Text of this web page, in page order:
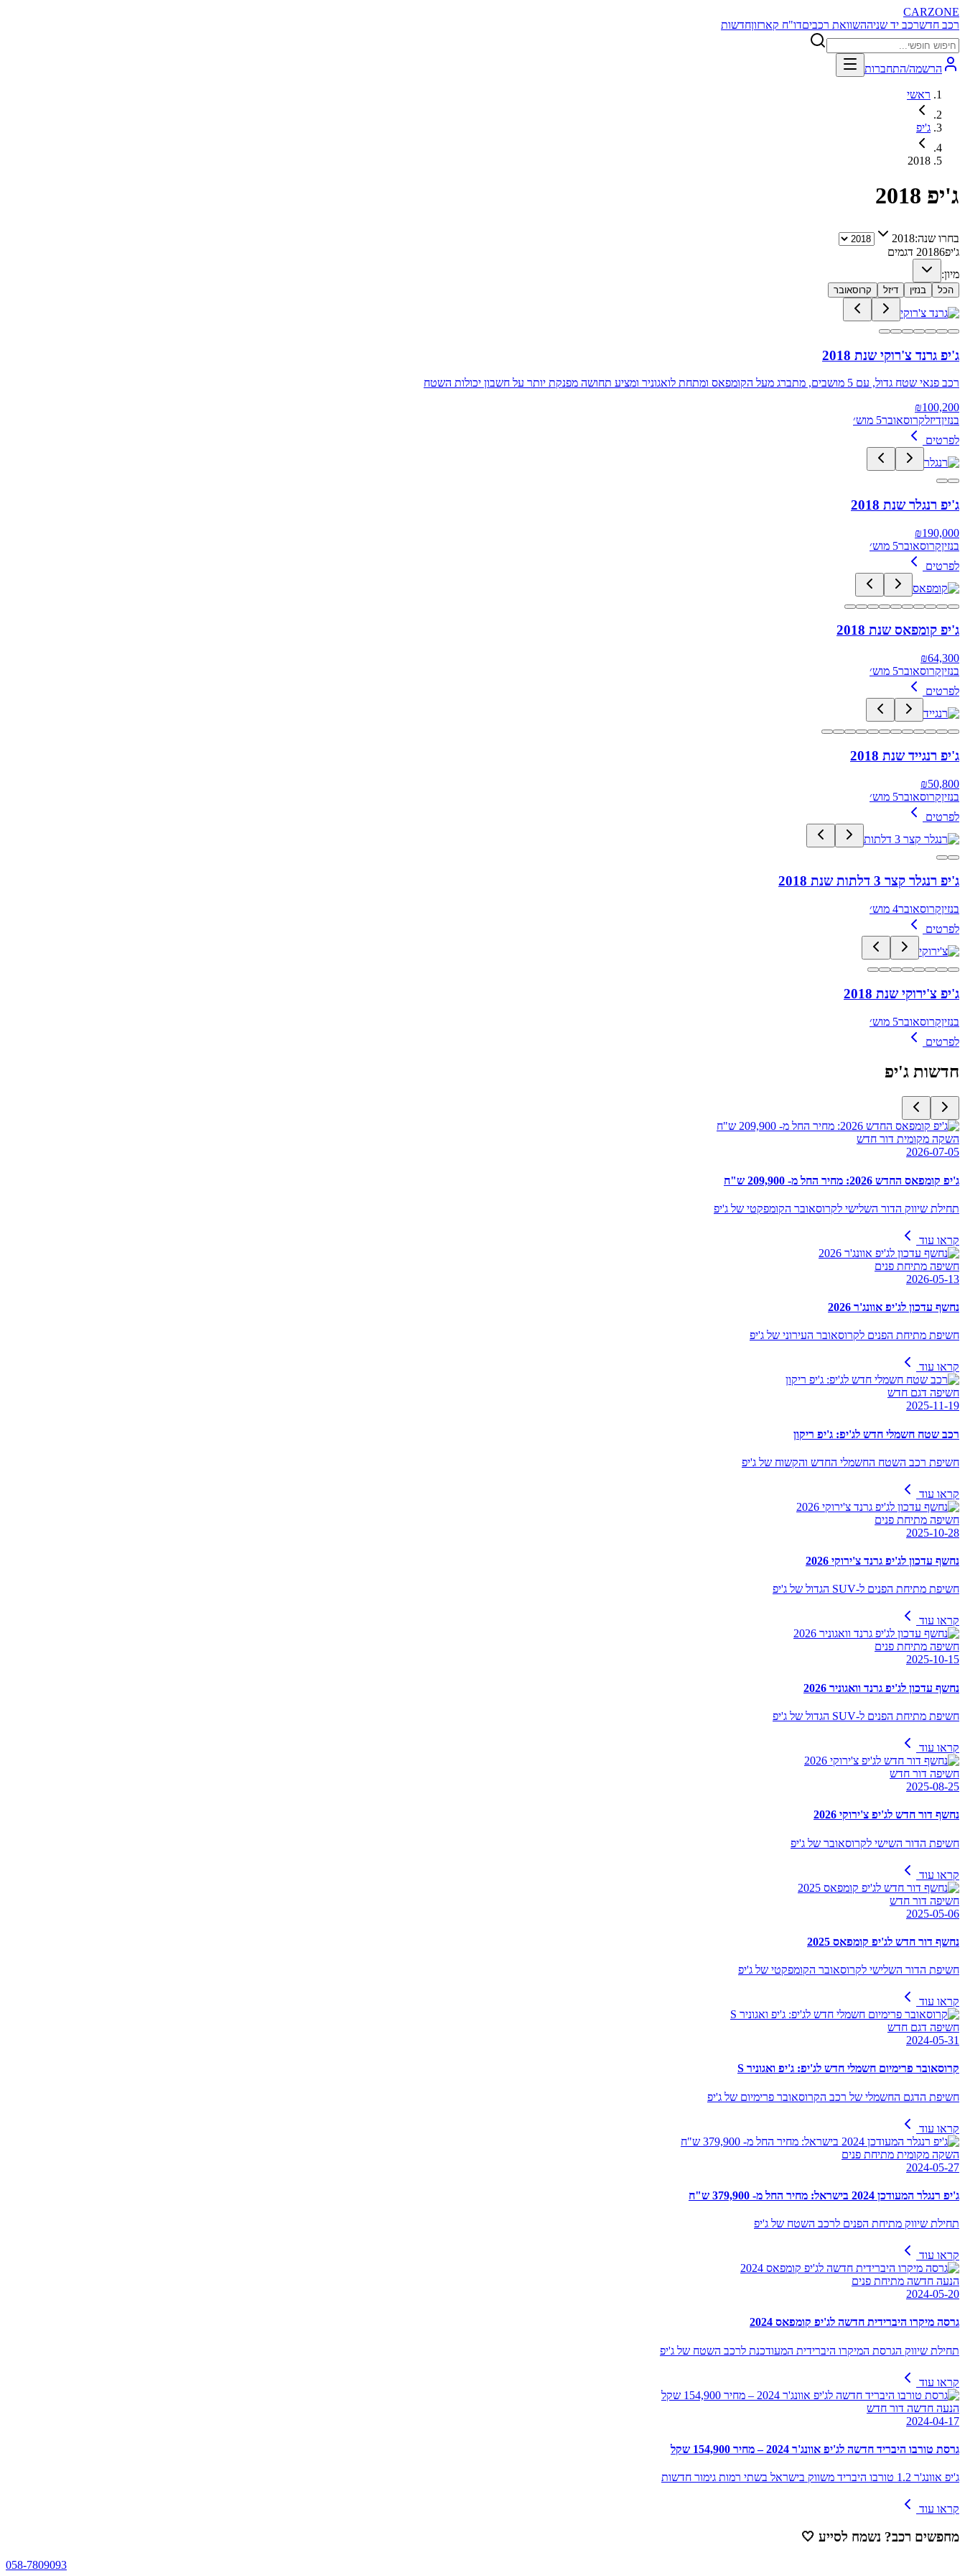
CARZONE
רכב חדשרכב יד שניההשוואת רכביםדו"ח קארזוןחדשות
הרשמה/התחברות
ראשי
ג'יפ
2018
ג'יפ 2018
בחרו שנה:2018
ג'יפ 20186
דגמים
מיון:
הכל בנזין דיזל קרוסאובר
ג'יפ גרנד צ'רוקי שנת 2018
רכב פנאי שטח גדול, עם 5 מושבים, מתברג מעל הקומפאס ומתחת לואגוניר ומציע תחושה מפנקת יותר על חשבון יכולות השטח
₪100,200
בנזיןדיזלקרוסאובר5 מוש׳
לפרטים
ג'יפ רנגלר שנת 2018
₪190,000
בנזיןקרוסאובר5 מוש׳
לפרטים
ג'יפ קומפאס שנת 2018
₪64,300
בנזיןקרוסאובר5 מוש׳
לפרטים
ג'יפ רנגייד שנת 2018
₪50,800
בנזיןקרוסאובר5 מוש׳
לפרטים
ג'יפ רנגלר קצר 3 דלתות שנת 2018
בנזיןקרוסאובר4 מוש׳
לפרטים
ג'יפ צ'ירוקי שנת 2018
בנזיןקרוסאובר5 מוש׳
לפרטים
חדשות ג'יפ
השקה מקומית דור חדש
2026-07-05
ג'יפ קומפאס החדש 2026: מחיר החל מ- 209,900 ש"ח
תחילת שיווק הדור השלישי לקרוסאובר הקומפקטי של ג'יפ
קראו עוד
חשיפה מתיחת פנים
2026-05-13
נחשף עדכון לג'יפ אוונג'ר 2026
חשיפת מתיחת הפנים לקרוסאובר העירוני של ג'יפ
קראו עוד
חשיפה דגם חדש
2025-11-19
רכב שטח חשמלי חדש לג'יפ: ג'יפ ריקון
חשיפת רכב השטח החשמלי החדש והקשוח של ג'יפ
קראו עוד
חשיפה מתיחת פנים
2025-10-28
נחשף עדכון לג'יפ גרנד צ'ירוקי 2026
חשיפת מתיחת הפנים ל-SUV הגדול של ג'יפ
קראו עוד
חשיפה מתיחת פנים
2025-10-15
נחשף עדכון לג'יפ גרנד וואגוניר 2026
חשיפת מתיחת הפנים ל-SUV הגדול של ג'יפ
קראו עוד
חשיפה דור חדש
2025-08-25
נחשף דור חדש לג'יפ צ'ירוקי 2026
חשיפת הדור השישי לקרוסאובר של ג'יפ
קראו עוד
חשיפה דור חדש
2025-05-06
נחשף דור חדש לג'יפ קומפאס 2025
חשיפת הדור השלישי לקרוסאובר הקומפקטי של ג'יפ
קראו עוד
חשיפה דגם חדש
2024-05-31
קרוסאובר פרימיום חשמלי חדש לג'יפ: ג'יפ ואגוניר S
חשיפת הדגם החשמלי של רכב הקרוסאובר פרימיום של ג'יפ
קראו עוד
השקה מקומית מתיחת פנים
2024-05-27
ג'יפ רנגלר המעודכן 2024 בישראל: מחיר החל מ- 379,900 ש"ח
תחילת שיווק מתיחת הפנים לרכב השטח של ג'יפ
קראו עוד
הנעה חדשה מתיחת פנים
2024-05-20
גרסה מיקרו היברידית חדשה לג'יפ קומפאס 2024
תחילת שיווק הגרסת המיקרו היברידית המעודכנת לרכב השטח של ג'יפ
קראו עוד
הנעה חדשה דור חדש
2024-04-17
גרסת טורבו היבריד חדשה לג'יפ אוונג'ר 2024 – מחיר 154,900 שקל
ג'יפ אוונג'ר 1.2 טורבו היבריד משווק בישראל בשתי רמות גימור חדשות
קראו עוד
מחפשים רכב? נשמח לסייע 🤍
058-7809093